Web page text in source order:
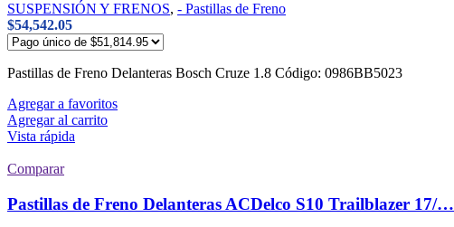
SUSPENSIÓN Y FRENOS, - Pastillas de Freno
$54,542.05
Pastillas de Freno Delanteras Bosch Cruze 1.8 Código: 0986BB5023
Agregar a favoritos
Agregar al carrito
Vista rápida
Comparar
Pastillas de Freno Delanteras ACDelco S10 Trailblazer 17/…